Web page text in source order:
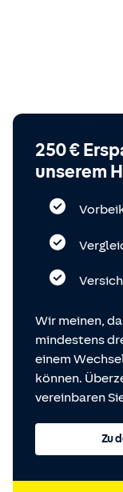
250 €
unserem
Wir meinen,
mindestens
einem
können.
vereinbaren
Zu